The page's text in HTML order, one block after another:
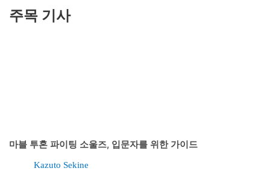
주목 기사
마블 투혼 파이팅 소울즈, 입문자를 위한 가이드
Kazuto Sekine